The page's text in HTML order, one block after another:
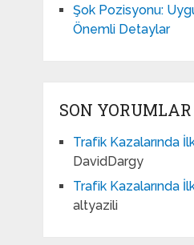
Şok Pozisyonu:
Önemli Detaylar
SON YORUMLAR
Trafik Kazalarında
DavidDargy
Trafik Kazalarında
altyazili